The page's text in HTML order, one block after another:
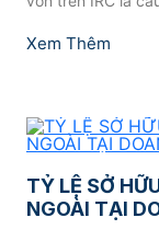
Xem Thêm
TỶ LỆ SỞ
NGOÀI TẠI